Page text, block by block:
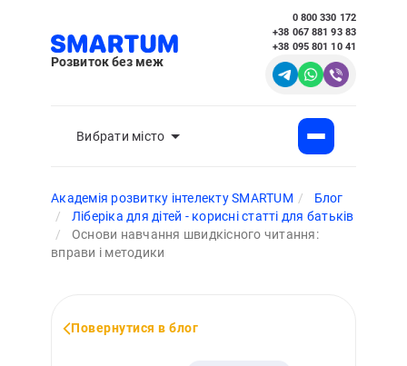
Розвиток без меж
Вибрати місто
0 800 330 172
+38 067 881 93 83
+38 095 801 10 41
Академія розвитку інтелекту SMARTUM
Блог
Ліберіка для дітей - корисні статті для батьків
Основи навчання швидкісного читання:
вправи і методики
Повернутися в блог